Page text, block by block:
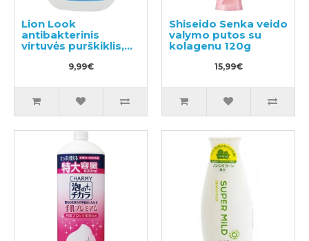
Lion Look
antibakterinis
virtuvės purškiklis,
papildymas 300ml
9,99€
Shiseido Senka veido
valymo putos su
kolagenu 120g
15,99€